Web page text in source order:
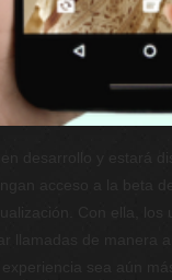
Con ella, los
sea aún